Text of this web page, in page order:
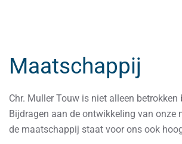
Maatschappij
Chr. Muller Touw is niet alleen betrokken
Bijdragen aan de ontwikkeling van onze
de maatschappij staat voor ons ook